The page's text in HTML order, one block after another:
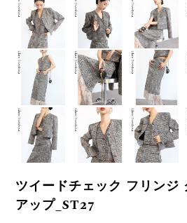
ツイードチェック フリンジ
アップ_ST27